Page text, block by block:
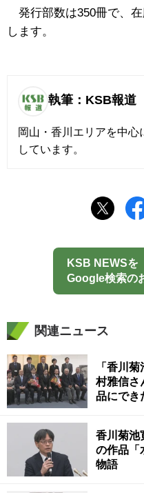
発行部数は350冊で、
します。
執筆：KSB報道
岡山・香川エリアを中
しています。
KSB NEWSを
Google検索の
関連ニュース
「香川
村雅信さ
品にで
香川菊池
の作品
物語